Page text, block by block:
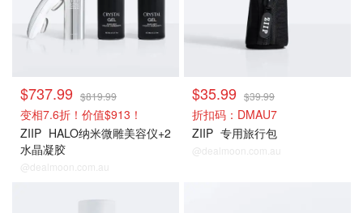
$737.99 $819.99
变相7.6折！价值$913！
ZIIP HALO纳米微雕美容仪+2
水晶凝胶
@dealmoon.com.au
$35.99 $39.99
折扣码：DMAU7
ZIIP 专用旅行包
@dealmoon.com.au